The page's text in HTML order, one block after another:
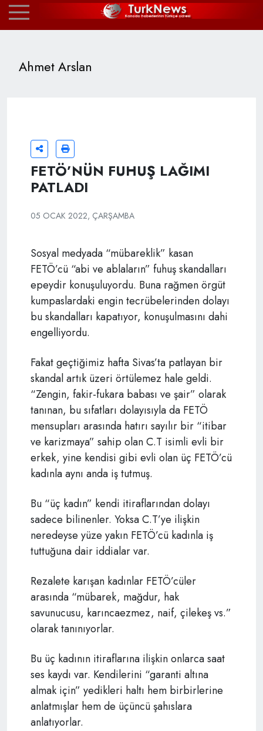
Ahmet Arslan
FETÖ’NÜN FUHUŞ LAĞIMI
PATLADI
05 OCAK 2022, ÇARŞAMBA
Sosyal medyada “mübareklik” kasan
FETÖ’cü “abi ve ablaların” fuhuş skandalları
epeydir konuşuluyordu. Buna rağmen örgüt
kumpaslardaki engin tecrübelerinden dolayı
bu skandalları kapatıyor, konuşulmasını dahi
engelliyordu.
Fakat geçtiğimiz hafta Sivas’ta patlayan bir
skandal artık üzeri örtülemez hale geldi.
“Zengin, fakir-fukara babası ve şair” olarak
tanınan, bu sıfatları dolayısıyla da FETÖ
mensupları arasında hatırı sayılır bir “itibar
ve karizmaya” sahip olan C.T isimli evli bir
erkek, yine kendisi gibi evli olan üç FETÖ’cü
kadınla aynı anda iş tutmuş.
Bu “üç kadın” kendi itiraflarından dolayı
sadece bilinenler. Yoksa C.T’ye ilişkin
neredeyse yüze yakın FETÖ’cü kadınla iş
tuttuğuna dair iddialar var.
Rezalete karışan kadınlar FETÖ’cüler
arasında “mübarek, mağdur, hak
savunucusu, karıncaezmez, naif, çilekeş vs.”
olarak tanınıyorlar.
Bu üç kadının itiraflarına ilişkin onlarca saat
ses kaydı var. Kendilerini “garanti altına
almak için” yedikleri haltı hem birbirlerine
anlatmışlar hem de üçüncü şahıslara
anlatıyorlar.